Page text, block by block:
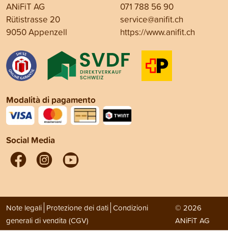
ANiFiT AG
Rütistrasse 20
9050 Appenzell
071 788 56 90
service@anifit.ch
https://www.anifit.ch
Modalità di pagamento
Social Media
Note legali Protezione dei dati Condizioni
generali di vendita (CGV)
© 2026
ANiFiT AG